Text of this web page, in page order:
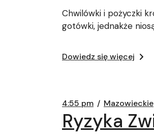
Chwilówki i pożyczki
gotówki, jednakże
Dowiedz się więcej
4:55 pm Mazowieckie
Ryzyka